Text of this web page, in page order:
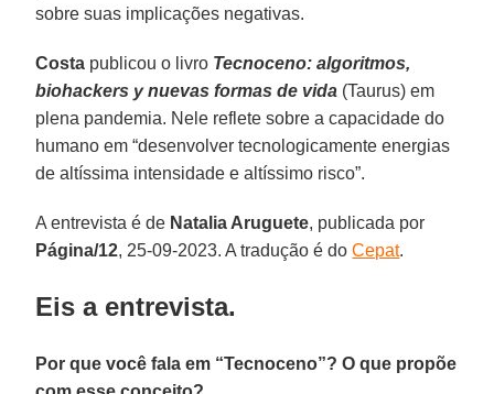
sobre suas implicações negativas.
Costa publicou o livro Tecnoceno: algoritmos,
biohackers y nuevas formas de vida (Taurus) em
plena pandemia. Nele reflete sobre a capacidade do
humano em “desenvolver tecnologicamente energias
de altíssima intensidade e altíssimo risco”.
A entrevista é de Natalia Aruguete, publicada por
Página/12, 25-09-2023. A tradução é doCepat.
Eis a entrevista.
Por que você fala em “Tecnoceno”? O que propõe